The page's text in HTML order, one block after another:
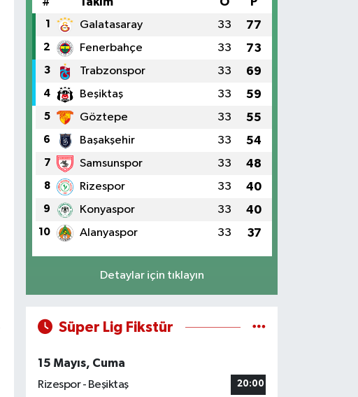
1 Galatasaray 33 77
2 Fenerbahçe 33 73
3 Trabzonspor 33 69
4 Beşiktaş 33 59
5 Göztepe 33 55
6 Başakşehir 33 54
7 Samsunspor 33 48
8 Rizespor 33 40
9 Konyaspor 33 40
10 Alanyaspor 33 37
Detaylar için tıklayın
Süper Lig Fikstür
15 Mayıs, Cuma
Rizespor - Beşiktaş
20:00